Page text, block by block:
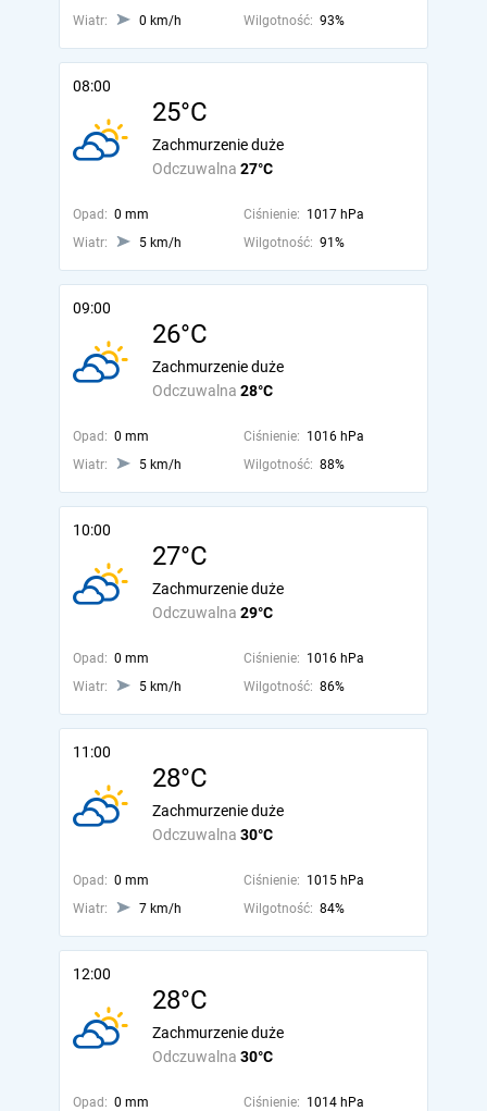
Wiatr: 0 km/h Wilgotność: 93%
08:00
25°C
Odczuwalna 27°C
Zachmurzenie duże
Opad: 0 mm Ciśnienie: 1017 hPa
Wiatr:
5 km/h Wilgotność: 91%
09:00
26°C
Odczuwalna 28°C
Zachmurzenie duże
Opad: 0 mm Ciśnienie: 1016 hPa
Wiatr:
5 km/h Wilgotność: 88%
10:00
27°C
Odczuwalna 29°C
Zachmurzenie duże
Opad: 0 mm Ciśnienie: 1016 hPa
Wiatr:
5 km/h Wilgotność: 86%
11:00
28°C
Odczuwalna 30°C
Zachmurzenie duże
Opad: 0 mm Ciśnienie: 1015 hPa
Wiatr:
7 km/h Wilgotność: 84%
12:00
28°C
Odczuwalna 30°C
Zachmurzenie duże
Opad: 0 mm Ciśnienie: 1014 hPa